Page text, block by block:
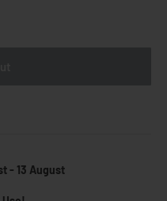
- 13 August